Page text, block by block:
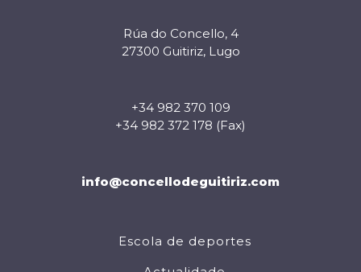
Rúa do Concello, 4
27300 Guitiriz, Lugo
+34 982 370 109
+34 982 372 178 (Fax)
info@concellodeguitiriz.com
Escola de deportes